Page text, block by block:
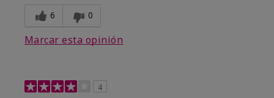
6 0
Marcar esta opinión
4